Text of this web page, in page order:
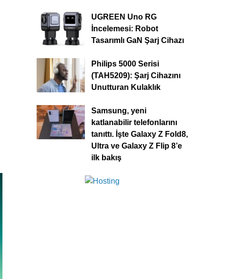
UGREEN Uno RG
İncelemesi: Robot
Tasarımlı GaN Şarj Cihazı
Philips 5000 Serisi
(TAH5209): Şarj Cihazını
Unutturan Kulaklık
Samsung, yeni
katlanabilir telefonlarını
tanıttı. İşte Galaxy Z Fold8,
Ultra ve Galaxy Z Flip 8’e
ilk bakış